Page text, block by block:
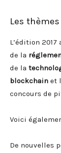
Les
L’édition
de la
de la
blockchain et
concours de
Voici
De nouvelles